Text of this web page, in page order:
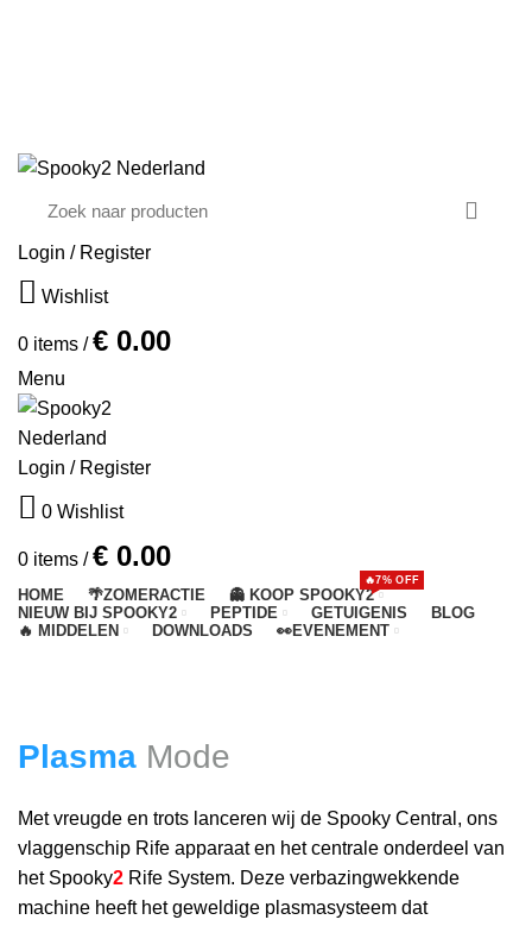
Login / Register
Wishlist
0 items / € 0.00
Menu
Login / Register
0 Wishlist
0 items / € 0.00
HOME 🌴ZOMERACTIE 👻 KOOP SPOOKY2
🔥7% OFF
NIEUW BIJ SPOOKY2 PEPTIDE GETUIGENIS
BLOG
🔥 MIDDELEN
DOWNLOADS 👀EVENEMENT
Plasma Mode
Met vreugde en trots lanceren wij de Spooky Central, ons
vlaggenschip Rife apparaat en het centrale onderdeel van
het Spooky2 Rife System. Deze verbazingwekkende
machine heeft het geweldige plasmasysteem dat